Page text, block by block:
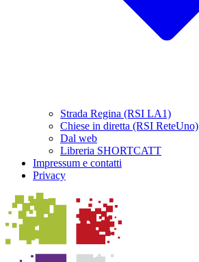
Strada Regina (RSI LA1)
Chiese in diretta (RSI ReteUno)
Dal web
Libreria SHORTCATT
Impressum e contatti
Privacy